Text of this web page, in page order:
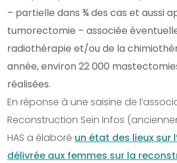
– partielle dans ¾ des cas et aussi
tumorectomie – associée
radiothérapie et/ou de la
année, environ 22 000
réalisées.
En réponse à une saisine de
Reconstruction Sein Infos
HAS a élaboré un état des lieux sur
délivrée aux femmes sur la